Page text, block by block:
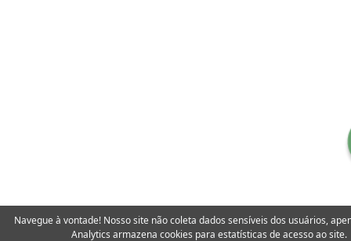
Navegue à vontade! Nosso site não coleta dados sensíveis dos usuários,
Analytics armazena cookies para estatísticas de acesso ao site.